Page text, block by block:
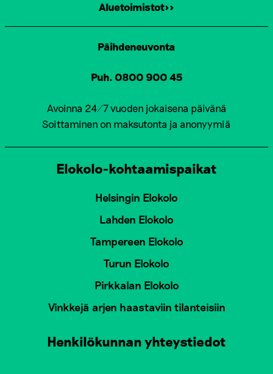
Aluetoimistot>>
Päihdeneuvonta
Puh. 0800 900 45
Avoinna 24/7 vuoden jokaisena päivänä
Soittaminen on maksutonta ja anonyymiä
Elokolo-kohtaamispaikat
Helsingin Elokolo
Lahden Elokolo
Tampereen Elokolo
Turun Elokolo
Pirkkalan Elokolo
Vinkkejä arjen haastaviin tilanteisiin
Henkilökunnan yhteystiedot